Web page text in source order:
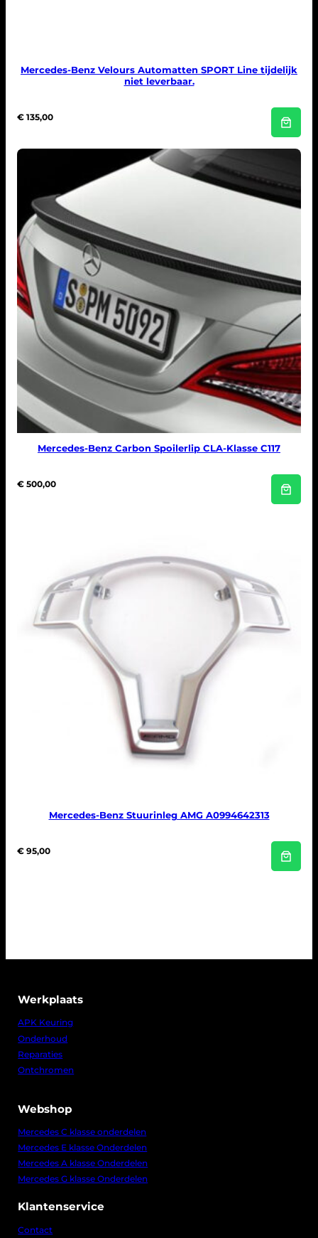
Mercedes-Benz Velours Automatten SPORT Line tijdelijk
niet leverbaar.
€ 135,00
Mercedes-Benz Carbon Spoilerlip CLA-Klasse C117
€ 500,00
Mercedes-Benz Stuurinleg AMG A0994642313
€ 95,00
Werkplaats
APK Keuring
Onderhoud
Reparaties
Ontchromen
Webshop
Mercedes C klasse onderdelen
Mercedes E klasse Onderdelen
Mercedes A klasse Onderdelen
Mercedes G klasse Onderdelen
Klantenservice
Contact